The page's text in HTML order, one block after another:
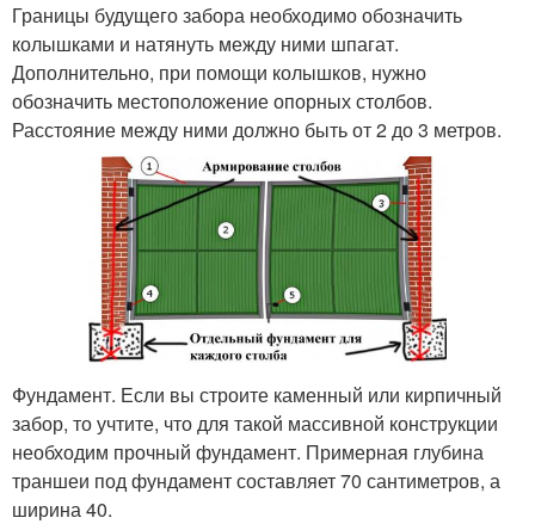
Границы будущего забора необходимо обозначить
колышками и натянуть между ними шпагат.
Дополнительно, при помощи колышков, нужно
обозначить местоположение опорных столбов.
Расстояние между ними должно быть от 2 до 3 метров.
Фундамент. Если вы строите каменный или кирпичный
забор, то учтите, что для такой массивной конструкции
необходим прочный фундамент. Примерная глубина
траншеи под фундамент составляет 70 сантиметров, а
ширина 40.